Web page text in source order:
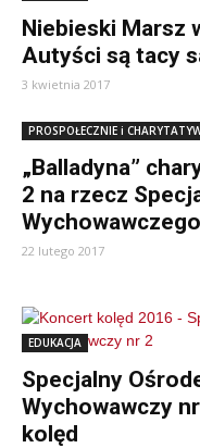
Niebieski Marsz
Autyści są tacy
3 kwietnia 2017
PROSPOŁECZNIE i
„Balladyna”
2 na rzecz
22 lutego 2017
EDUKACJA
Specjalny
Wychowawczy
kolęd